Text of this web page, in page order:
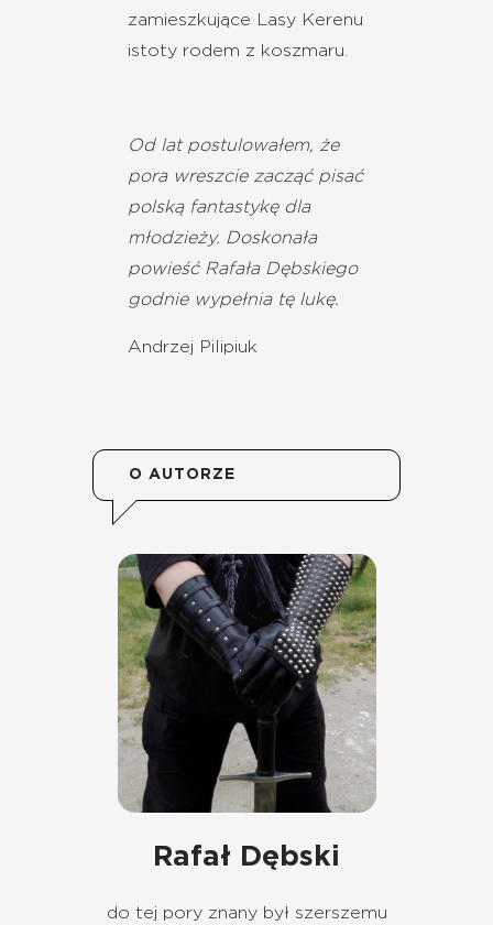
zamieszkujące Lasy Kerenu
istoty rodem z koszmaru.
Od lat postulowałem, że
pora wreszcie zacząć pisać
polską fantastykę dla
młodzieży. Doskonała
powieść Rafała Dębskiego
godnie wypełnia tę lukę.
Andrzej Pilipiuk
O AUTORZE
Rafał Dębski
do tej pory znany był szerszemu